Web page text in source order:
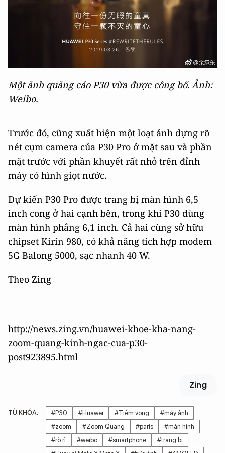
Một ảnh quảng cáo P30 vừa được công bố. Ảnh:
Weibo.
Trước đó, cũng xuất hiện một loạt ảnh dựng rõ
nét cụm camera của P30 Pro ở mặt sau và phần
mặt trước với phần khuyết rất nhỏ trên đỉnh
máy có hình giọt nước.
Dự kiến P30 Pro được trang bị màn hình 6,5
inch cong ở hai cạnh bên, trong khi P30 dùng
màn hình phẳng 6,1 inch. Cả hai cùng sở hữu
chipset Kirin 980, có khả năng tích hợp modem
5G Balong 5000, sạc nhanh 40 W.
Theo Zing
http://news.zing.vn/huawei-khoe-kha-nang-
zoom-quang-kinh-ngac-cua-p30-
post923895.html
Zing
TỪ KHÓA: #P30 #Huawei #Tiềm vọng
#máy ảnh
#zoom
#Zoom Quang #paris
#màn hình
#rò rỉ
#weibo #smartphone
#trang bị